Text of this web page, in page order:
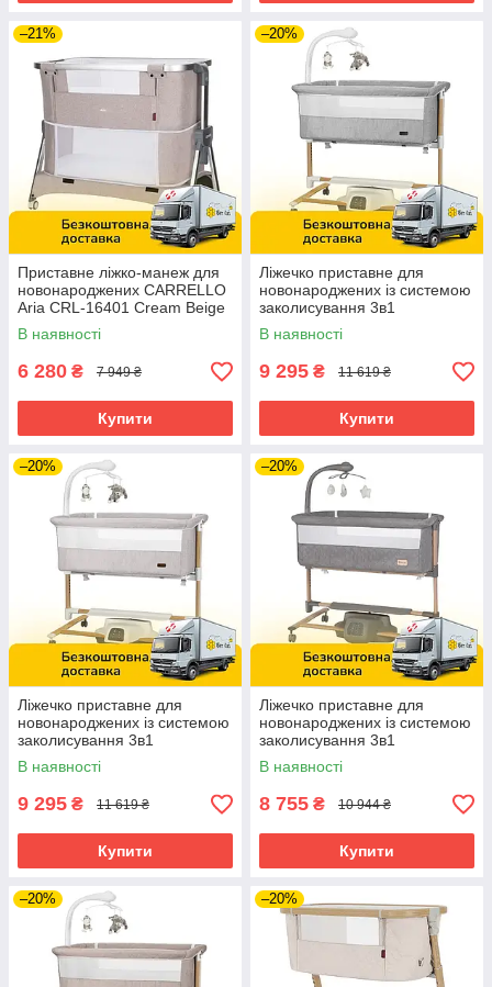
–21%
Приставне ліжко-манеж для
новонароджених CARRELLO
Aria CRL-16401 Cream Beige
Бежеве
В наявності
6 280 ₴ 7 949 ₴
Купити
–20%
Ліжечко приставне для
новонароджених із системою
заколисування 3в1
CARRELLO Bloom CRL-10304
Anchor Grey Wooden Сіре
В наявності
9 295 ₴ 11 619 ₴
Купити
–20%
Ліжечко приставне для
новонароджених із системою
заколисування 3в1
CARRELLO Bloom CRL-10304
Silk Beige Wooden Бежеве
В наявності
9 295 ₴ 11 619 ₴
Купити
–20%
Ліжечко приставне для
новонароджених із системою
заколисування 3в1
CARRELLO Bloom CRL-10304
Eos Grey Сіре
В наявності
8 755 ₴ 10 944 ₴
Купити
–20% –20%